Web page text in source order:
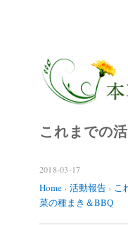
これまでの
2018-03-17
Home › 活動報告 › こ
菜の種まき＆BBQ